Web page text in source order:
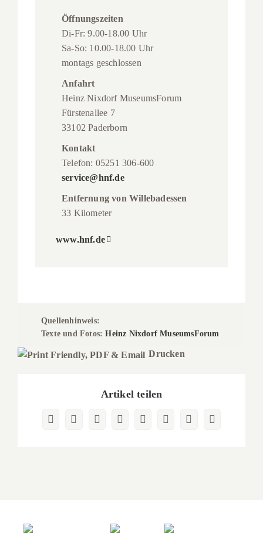
Öffnungszeiten
Di-Fr: 9.00-18.00 Uhr
Sa-So: 10.00-18.00 Uhr
montags geschlossen
Anfahrt
Heinz Nixdorf MuseumsForum
Fürstenallee 7
33102 Paderborn
Kontakt
Telefon: 05251 306-600
service@hnf.de
Entfernung von Willebadessen
33 Kilometer
www.hnf.de
Quellenhinweis:
Texte und Fotos: Heinz Nixdorf MuseumsForum
Drucken
Artikel teilen
Facebook
X RedditLinkedInWhatsApp
Pinterest
Vk
E-